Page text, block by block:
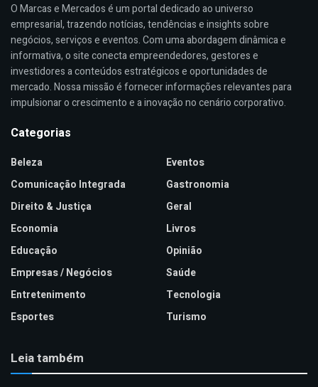
O Marcas e Mercados é um portal dedicado ao universo
empresarial, trazendo notícias, tendências e insights sobre
negócios, serviços e eventos. Com uma abordagem dinâmica e
informativa, o site conecta empreendedores, gestores e
investidores a conteúdos estratégicos e oportunidades de
mercado. Nossa missão é fornecer informações relevantes para
impulsionar o crescimento e a inovação no cenário corporativo.
Categorias
Beleza
Comunicação Integrada
Direito & Justiça
Economia
Educação
Empresas / Negócios
Entretenimento
Esportes
Eventos
Gastronomia
Geral
Livros
Opinião
Saúde
Tecnologia
Turismo
Leia também